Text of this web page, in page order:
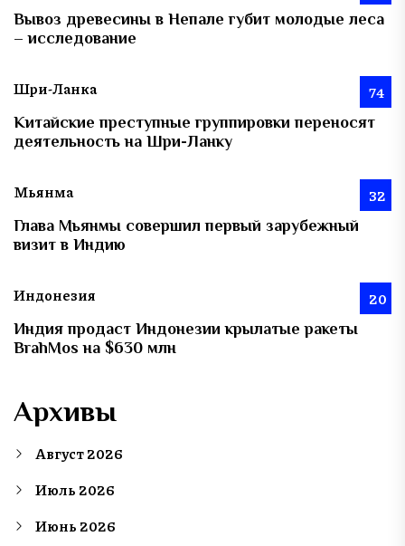
Вывоз древесины в Непале губит молодые леса
– исследование
Шри-Ланка 74
Китайские преступные группировки переносят
деятельность на Шри-Ланку
Мьянма 32
Глава Мьянмы совершил первый зарубежный
визит в Индию
Индонезия 20
Индия продаст Индонезии крылатые ракеты
BrahMos на $630 млн
Архивы
Август 2026
Июль 2026
Июнь 2026